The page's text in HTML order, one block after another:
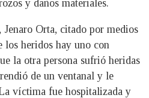
y daños materiales.
Orta, citado por medios
los heridos hay uno con
la otra persona sufrió heridas
de un ventanal y le
víctima fue hospitalizada y